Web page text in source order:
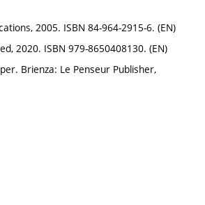
2005. ISBN 84-964-2915-6. (EN)
2020. ISBN 979-8650408130. (EN)
Brienza: Le Penseur Publisher,